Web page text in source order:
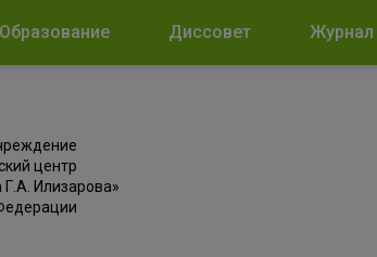
Образование Диссовет Журнал
центр
Илизарова»